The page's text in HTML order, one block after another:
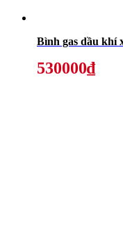
Bình gas dầu khí
530000₫